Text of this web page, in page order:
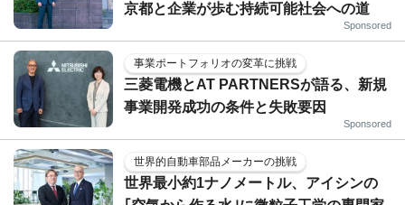
京都と企業が歩む持続可能社会への道
Sponsored
事業ポートフォリオの変革に挑戦
三菱電機とAT PARTNERSが語る、新規
事業開発成功の条件と失敗要因
Sponsored
世界的自動車部品メーカーの挑戦
世界最小約1ナノメートル、アイシンの